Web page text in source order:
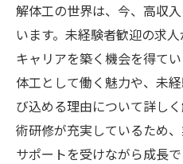
解体工の世界は、今、高収
います。未経験者歓迎の求
キャリアを築く機会を得て
体工として働く魅力や、未
び込める理由について詳し
術研修が充実しているため
サポートを受けながら成長